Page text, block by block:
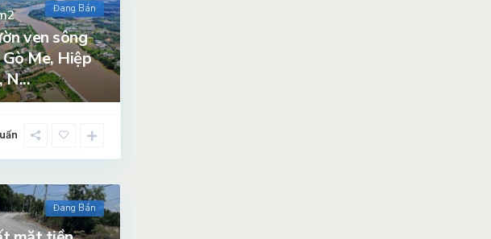
Đang Bán
ven sông
Me, Hiệp
N...
Đang Bán